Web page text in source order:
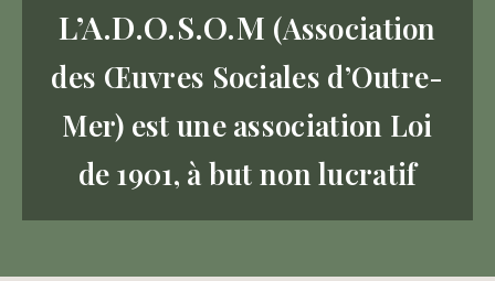
L’A.D.O.S.O.M (Association
des Œuvres Sociales d’Outre-
Mer) est une association Loi
de 1901, à but non lucratif